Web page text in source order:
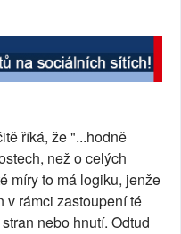
říká, že "...hodně
než o celých
míry to má logiku, jenže
v rámci zastoupení té
nebo hnutí. Odtud